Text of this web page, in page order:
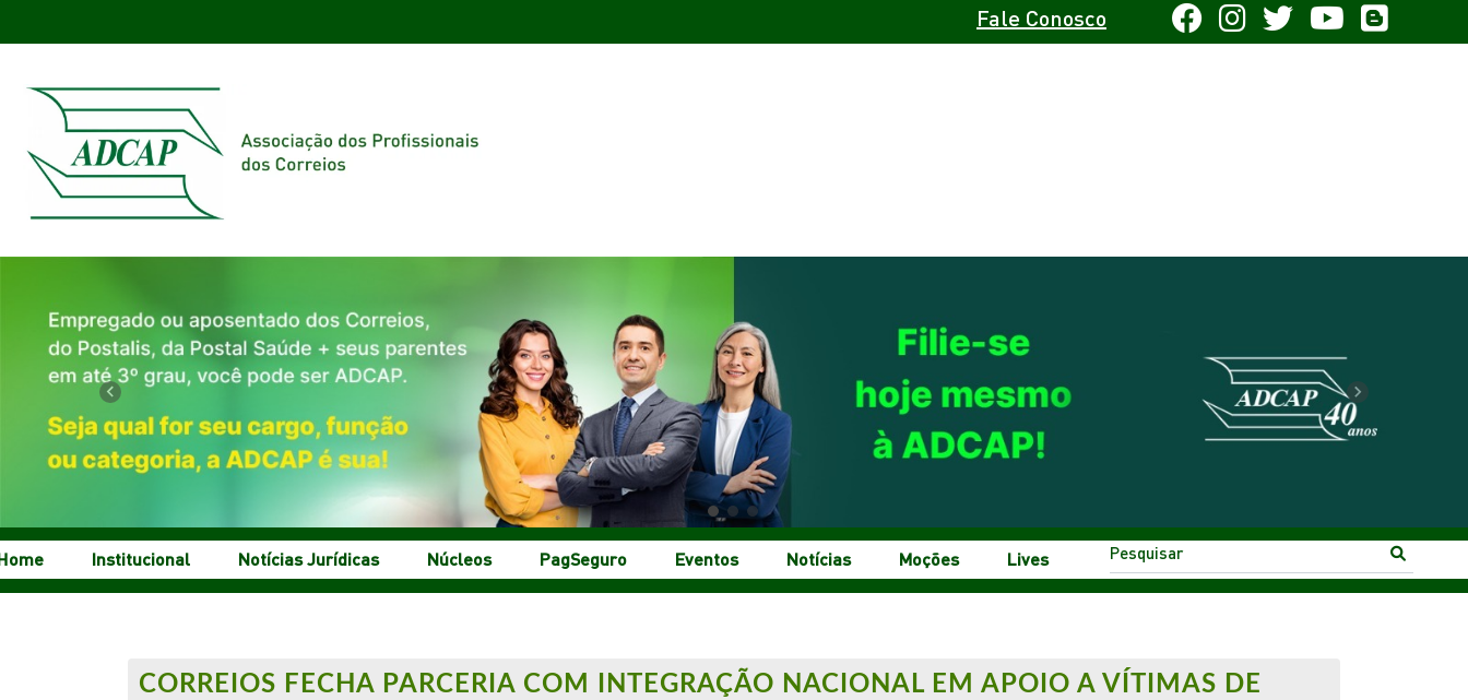
Fale Conosco
Previous Next
Institucional Notícias Jurídicas Núcleos PagSeguro Eventos Notícias Moções Lives
CORREIOS FECHA PARCERIA COM INTEGRAÇÃO NACIONAL EM APOIO A VÍTIMAS DE